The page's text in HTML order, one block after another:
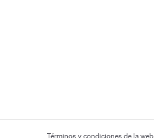
Términos y condiciones de la web